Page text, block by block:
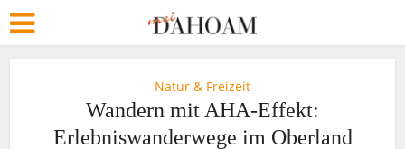
Natur & Freizeit
Wandern mit AHA-Effekt:
Erlebniswanderwege im Oberland